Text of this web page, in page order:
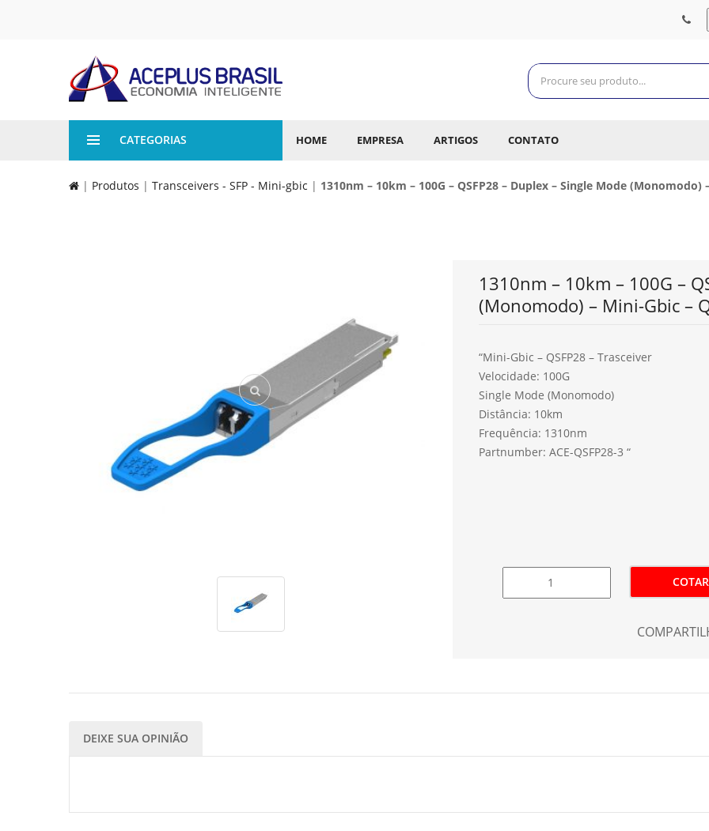
CATEGORIAS HOME EMPRESA ARTIGOS CONTATO
| Produtos | Transceivers - SFP - Mini-gbic | 1310nm – 10km – 100G – QSFP28 – Duplex – Single Mode (Monomodo)
1310nm – 10km – 100G –
(Monomodo) – Mini-Gbic –
“Mini-Gbic – QSFP28 – Trasceiver
Velocidade: 100G
Single Mode (Monomodo)
Distância: 10km
Frequência: 1310nm
Partnumber: ACE-QSFP28-3 “
COTAR
DEIXE SUA OPINIÃO